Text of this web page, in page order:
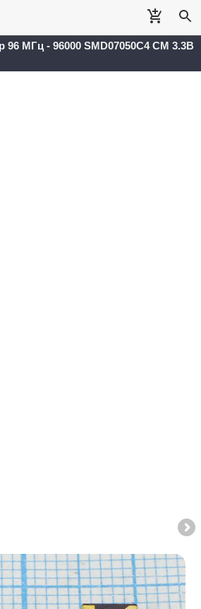
96 МГц - 96000 SMD07050C4 CM 3.3В